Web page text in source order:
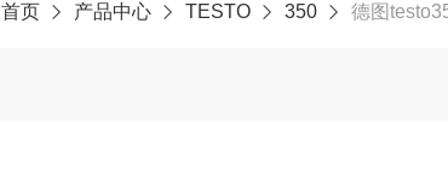
首页 产品中心 TESTO 350 德图